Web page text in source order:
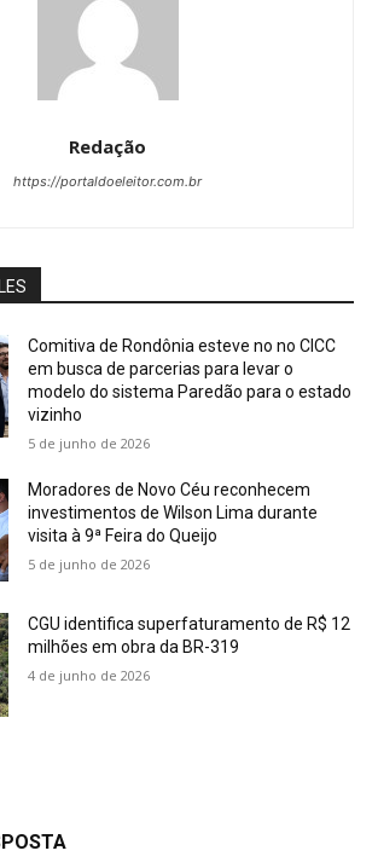
Redação
https://portaldoeleitor.com.br
Comitiva de Rondônia esteve no no CICC
em busca de parcerias para levar o
modelo do sistema Paredão para o estado
vizinho
5 de junho de 2026
Moradores de Novo Céu reconhecem
investimentos de Wilson Lima durante
visita à 9ª Feira do Queijo
5 de junho de 2026
CGU identifica superfaturamento de R$ 12
milhões em obra da BR-319
4 de junho de 2026